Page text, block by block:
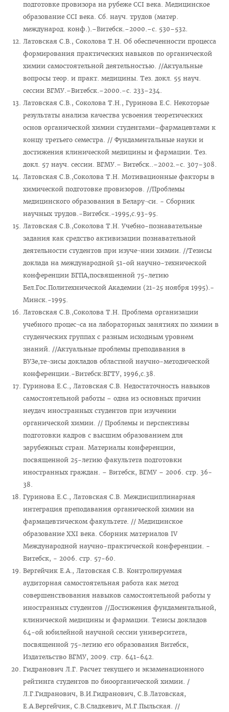
Порядок приема для граждан Республики Беларусь
Программы клинической ординатуры
Расписание
Материалы для подготовки к квалификационному экзамену
Руководители клинической ординатуры
Информация для поступающих в клиническую ординатуру
Нормативные документы
Магистратура
Аспирантура/Докторантура
Повышение квалификации
Подтверждение квалификации (лечебное дело)
Подтверждение квалификации (педиатрия)
Подтверждение квалификации (провизоры)
Подтверждение квалификации (стоматология)
Перераспределение
Алгоритм получения справки о самостоятельном
трудоустройстве
Сектор поддержки молодых специалистов и интернов
Школа молодого специалиста
ИНОСТРАННЫМ ГРАЖДАНАМ
Цифровой кабинет иностранного абитуриента
Учебный процесс
План летнего приема иностранных граждан в 2026 году
Стоимость обучения и др. расходы
Клиническая ординатура
Стоимость обучения
Подача документов
Информация для рекрутинговых компаний
Официальные представители
Наши лучшие выпускники
Отзывы выпускников
Воспитательная работа
Информационно - консультационный пункт
Проморолики о ВГМУ
подготовке провизора на рубеже CCI века. Медицинское
образование CCI века. Сб. науч. трудов (матер.
международ. конф.).–Витебск.–2000.–с. 530–532.
Латовская С.В., Соколова Т.Н. Об обеспеченности процесса
формирования практических навыков по органической
химии самостоятельной деятельностью. //Актуальные
вопросы теор. и практ. медицины. Тез. докл. 55 науч.
сессии ВГМУ.–Витебск.–2000.–с. 233–234.
Латовская С.В., Соколова Т.Н., Гуринова Е.С. Некоторые
результаты анализа качества усвоения теоретических
основ органической химии студентами–фармацевтами к
концу третьего семестра. // Фундаментальные науки и
достижения клинической медицины и фармации. Тез.
докл. 57 науч. сессии. ВГМУ.– Витебск..–2002.–с. 307–308.
Латовская С.В.,Соколова Т.Н. Мотивационные факторы в
химической подготовке провизоров. //Проблемы
медицинского образования в Белару¬си. - Сборник
научных трудов.-Витебск.-1995,с.93-95.
Латовская С.В.,Соколова Т.Н. Учебно-познавательные
задания как средство активизации познавательной
деятельности студентов при изуче¬нии химии. //Тезисы
доклада на международной 51-ой научно-технической
конференции БГПА,посвященной 75-летию
Бел.Гос.Политехнической Академии (21-25 ноября 1995).-
Минск.-1995.
Латовская С.В.,Соколова Т.Н. Проблема организации
учебного процес¬са на лабораторных занятиях по химии в
студенческих группах с разным исходным уровнем
знаний. //Актуальные проблемы преподавания в
ВУЗе,те¬зисы докладов областной научно-методической
конференции.-Витебск:ВГТУ, 1996,с.38.
Гуринова Е.С., Латовская С.В. Недостаточность навыков
самостоятельной работы – одна из основных причин
неудач иностранных студентов при изучении
органической химии. // Проблемы и перспективы
подготовки кадров с высшим образованием для
зарубежных стран. Материалы конференции,
посвященной 25-летию факультета подготовки
иностранных граждан. – Витебск, ВГМУ – 2006. стр. 36-
38.
Гуринова Е.С., Латовская С.В. Междисциплинарная
интеграция преподавания органической химии на
фармацевтическом факультете. // Медицинское
образование XXI века. Сборник материалов IV
Международной научно-практической конференции. -
Витебск, - 2006. стр. 57-60.
Вергейчик Е.А., Латовская С.В. Контролируемая
аудиторная самостоятельная работа как метод
совершенствования навыков самостоятельной работы у
иностранных студентов //Достижения фундаментальной,
клинической медицины и фармации. Тезисы докладов
64-ой юбилейной научной сессии университета,
посвященной 75-летию его образования Витебск,
Издательство ВГМУ, 2009. стр. 641-642.
Гидранович Л.Г. Расчет текущего и экзаменационного
рейтинга студентов по биоорганической химии. /
Л.Г.Гидранович, В.И.Гидранович, С.В.Латовская,
Е.А.Вергейчик, С.В.Сладкевич, М.Г.Пыльская. //